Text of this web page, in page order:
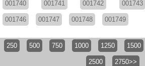
001740 001741 001742 001743
001746 001747 001748 001749
250 500 750 1000 1250 1500
2500 2750>>